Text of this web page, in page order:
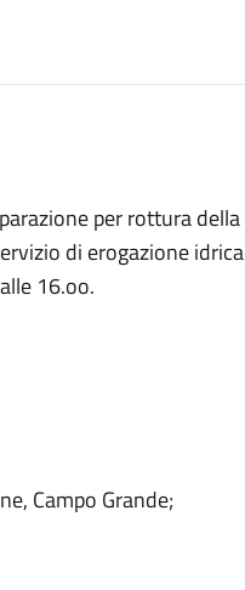
per rottura della
di erogazione idrica
16.oo.
Campo Grande;